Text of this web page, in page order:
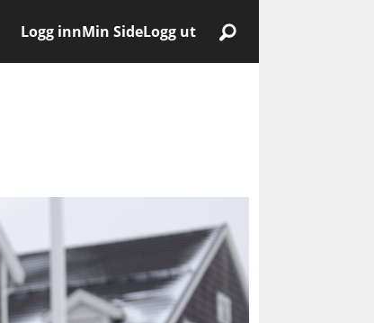
Logg innMin SideLogg ut